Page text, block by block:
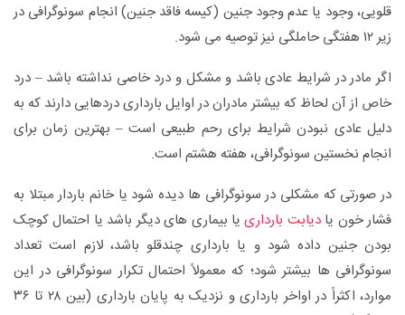
قلویی، وجود یا عدم وجود جنین (کیسه فاقد جنین) انجام سونوگرافی در
زیر ۱۲ هفتگی حاملگی نیز توصیه می شود.
اگر مادر در شرایط عادی باشد و مشکل و درد خاصی نداشته باشد – درد
خاص از آن لحاظ که بیشتر مادران در اوایل بارداری دردهایی دارند که به
دلیل عادی نبودن شرایط برای رحم طبیعی است – بهترین زمان برای
انجام نخستین سونوگرافی، هفته هشتم است.
در صورتی که مشکلی در سونوگرافی ها دیده شود یا خانم باردار مبتلا به
فشار خون یادیابت باردارییا بیماری های دیگر باشد یا احتمال کوچک
بودن جنین داده شود و یا بارداری چندقلو باشد، لازم است تعداد
سونوگرافی ها بیشتر شود؛ که معمولاً احتمال تکرار سونوگرافی در این
موارد، اکثراً در اواخر بارداری و نزدیک به پایان بارداری (بین ۲۸ تا ۳۶